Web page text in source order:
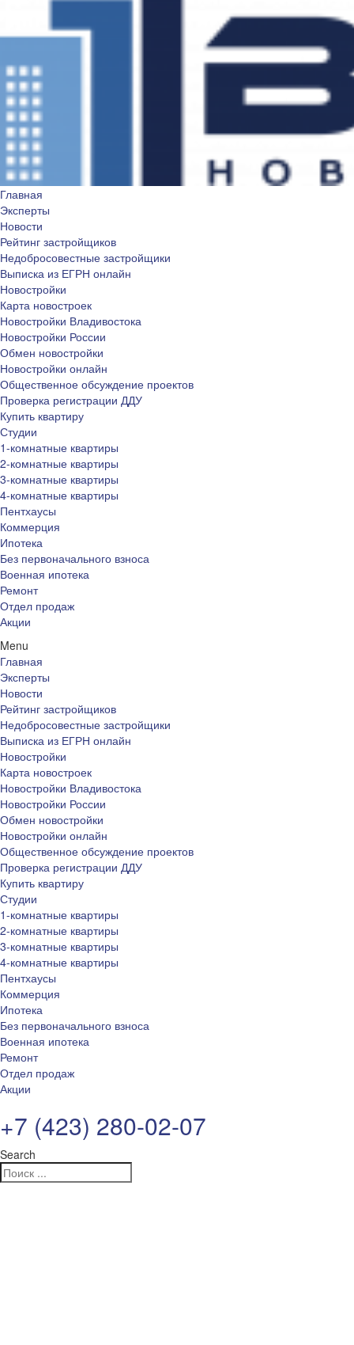
Главная
Эксперты
Новости
Рейтинг застройщиков
Недобросовестные застройщики
Выписка из ЕГРН онлайн
Новостройки
Карта новостроек
Новостройки Владивостока
Новостройки России
Обмен новостройки
Новостройки онлайн
Общественное обсуждение проектов
Проверка регистрации ДДУ
Купить квартиру
Студии
1-комнатные квартиры
2-комнатные квартиры
3-комнатные квартиры
4-комнатные квартиры
Пентхаусы
Коммерция
Ипотека
Без первоначального взноса
Военная ипотека
Ремонт
Отдел продаж
Акции
Menu
Главная
Эксперты
Новости
Рейтинг застройщиков
Недобросовестные застройщики
Выписка из ЕГРН онлайн
Новостройки
Карта новостроек
Новостройки Владивостока
Новостройки России
Обмен новостройки
Новостройки онлайн
Общественное обсуждение проектов
Проверка регистрации ДДУ
Купить квартиру
Студии
1-комнатные квартиры
2-комнатные квартиры
3-комнатные квартиры
4-комнатные квартиры
Пентхаусы
Коммерция
Ипотека
Без первоначального взноса
Военная ипотека
Ремонт
Отдел продаж
Акции
+7 (423) 280-02-07
Search